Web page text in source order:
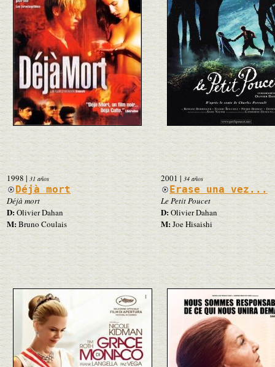
1998 | 31 años
Déjà mort
Déjà mort
D:Olivier Dahan
M:Bruno Coulais
2001 | 34 años
Erase una vez...
Le Petit Poucet
D:Olivier Dahan
M:Joe Hisaishi